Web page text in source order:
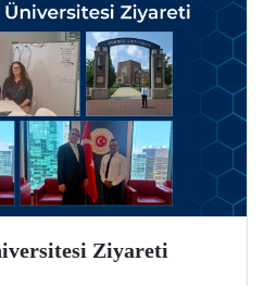
Ziyareti